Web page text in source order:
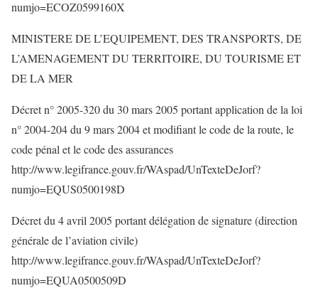
numjo=ECOZ0599160X
MINISTERE DE L’EQUIPEMENT, DES TRANSPORTS, DE
L’AMENAGEMENT DU TERRITOIRE, DU TOURISME ET
DE LA MER
Décret n° 2005-320 du 30 mars 2005 portant application de la loi
n° 2004-204 du 9 mars 2004 et modifiant le code de la route, le
code pénal et le code des assurances
http://www.legifrance.gouv.fr/WAspad/UnTexteDeJorf?
numjo=EQUS0500198D
Décret du 4 avril 2005 portant délégation de signature (direction
générale de l’aviation civile)
http://www.legifrance.gouv.fr/WAspad/UnTexteDeJorf?
numjo=EQUA0500509D